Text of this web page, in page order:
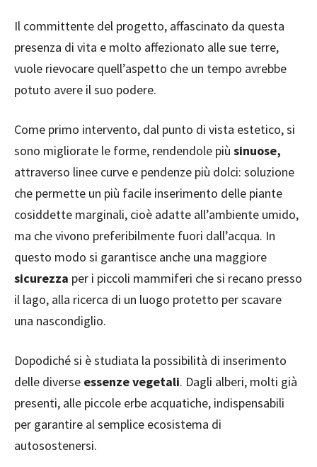
Il committente del progetto, affascinato da questa
presenza di vita e molto affezionato alle sue terre,
vuole rievocare quell’aspetto che un tempo avrebbe
potuto avere il suo podere.
Come primo intervento, dal punto di vista estetico, si
sono migliorate le forme, rendendole più sinuose,
attraverso linee curve e pendenze più dolci: soluzione
che permette un più facile inserimento delle piante
cosiddette marginali, cioè adatte all’ambiente umido,
ma che vivono preferibilmente fuori dall’acqua. In
questo modo si garantisce anche una maggiore
sicurezza per i piccoli mammiferi che si recano presso
il lago, alla ricerca di un luogo protetto per scavare
una nascondiglio.
Dopodiché si è studiata la possibilità di inserimento
delle diverse essenze vegetali. Dagli alberi, molti già
presenti, alle piccole erbe acquatiche, indispensabili
per garantire al semplice ecosistema di
autosostenersi.